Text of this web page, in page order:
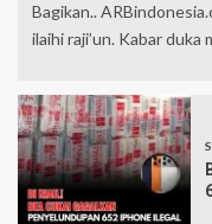
Bagikan..
ilaihi raji’un. Kabar